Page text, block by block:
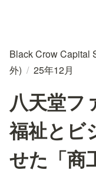
Black Crow Capital
外) / 25年12月
八天堂フ
福祉とビ
せた「商